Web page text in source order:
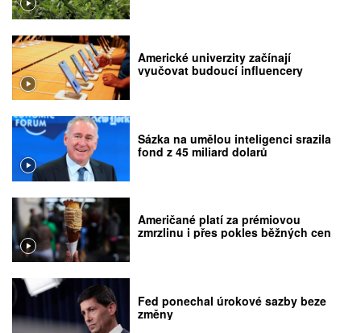
Americké univerzity začínají
vyučovat budoucí influencery
Sázka na umělou inteligenci srazila
fond z 45 miliard dolarů
Američané platí za prémiovou
zmrzlinu i přes pokles běžných cen
Fed ponechal úrokové sazby beze
změny